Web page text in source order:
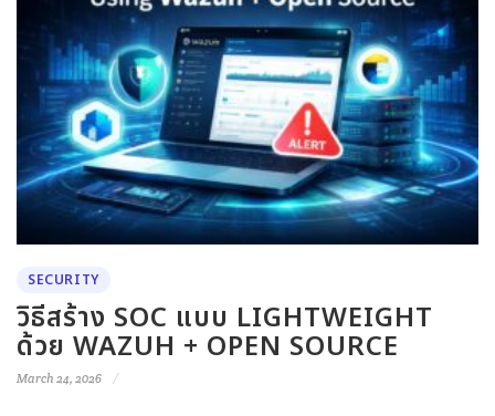
SECURITY
วิธีสร้าง SOC แบบ LIGHTWEIGHT
ด้วย WAZUH + OPEN SOURCE
March 24, 2026